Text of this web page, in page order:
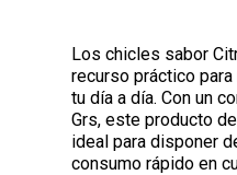
Los chicles sabor
recurso práctico
tu día a día. Con un
Grs, este producto
ideal para disponer
consumo rápido en